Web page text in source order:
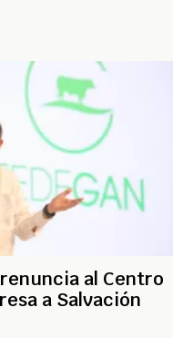
al Centro
a Salvación